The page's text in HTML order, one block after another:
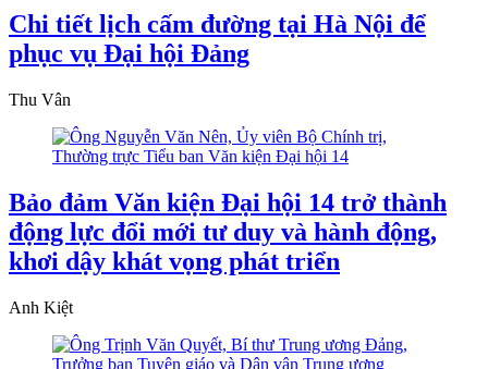
Chi tiết lịch cấm đường tại Hà Nội để
phục vụ Đại hội Đảng
Thu Vân
Bảo đảm Văn kiện Đại hội 14 trở thành
động lực đổi mới tư duy và hành động,
khơi dậy khát vọng phát triển
Anh Kiệt